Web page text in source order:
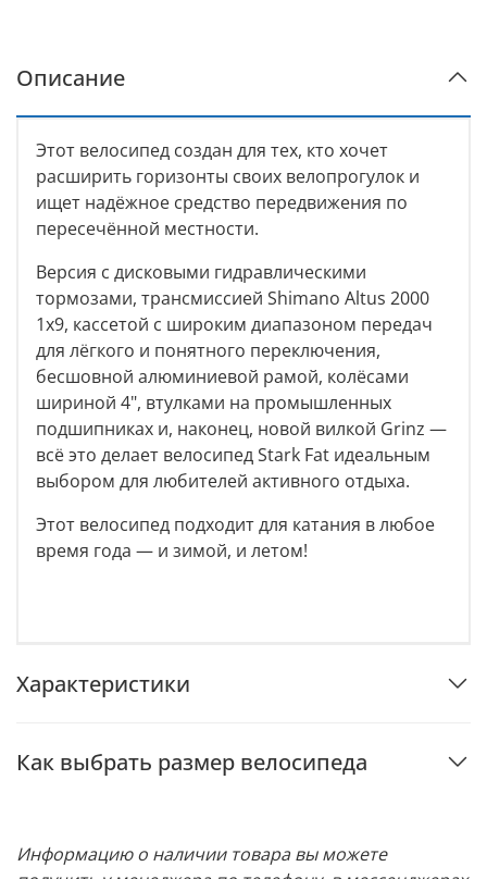
Описание
Этот велосипед создан для тех, кто хочет
расширить горизонты своих велопрогулок и
ищет надёжное средство передвижения по
пересечённой местности.
Версия с дисковыми гидравлическими
тормозами, трансмиссией Shimano Altus 2000
1х9, кассетой с широким диапазоном передач
для лёгкого и понятного переключения,
бесшовной алюминиевой рамой, колёсами
шириной 4", втулками на промышленных
подшипниках и, наконец, новой вилкой Grinz —
всё это делает велосипед Stark Fat идеальным
выбором для любителей активного отдыха.
Этот велосипед подходит для катания в любое
время года — и зимой, и летом!
Характеристики
Как выбрать размер велосипеда
Информацию о наличии товара вы можете